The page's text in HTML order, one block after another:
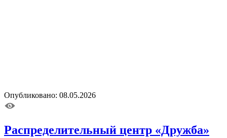
Опубликовано: 08.05.2026
Распределительный центр «Дружба»